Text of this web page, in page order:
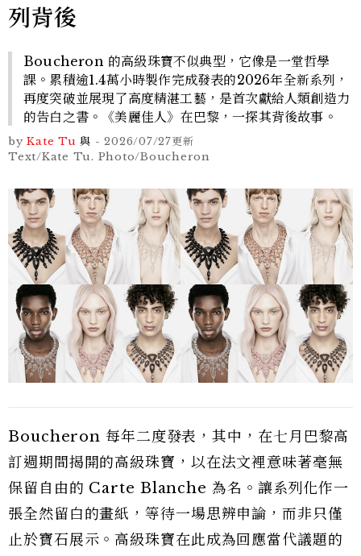
列背後
Boucheron 的高級珠寶不似典型，它像是一堂哲學
課。累積逾1.4萬小時製作完成發表的2026年全新系列，
再度突破並展現了高度精湛工藝，是首次獻給人類創造力
的告白之書。《美麗佳人》在巴黎，一探其背後故事。
by Kate Tu 與 -2026/07/27更新
Text/Kate Tu. Photo/Boucheron
Boucheron 每年二度發表，其中，在七月巴黎高
訂週期間揭開的高級珠寶，以在法文裡意味著毫無
保留自由的 Carte Blanche 為名。讓系列化作一
張全然留白的畫紙，等待一場思辨申論，而非只僅
止於寶石展示。高級珠寶在此成為回應當代議題的